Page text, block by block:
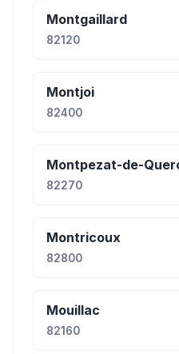
Montgaillard
82120
Montjoi
82400
Montpezat-de-
82270
Montricoux
82800
Mouillac
82160